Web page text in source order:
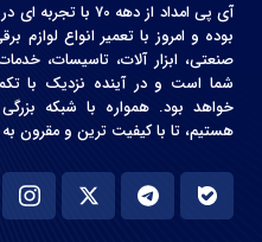
آی پی امداد از دهه
بوده و امروز با تعمیر انواع لوازم
صنعتی، ابزار آلات، تاسیسات،
شما است و در آینده نزدیک با
خواهد بود. همواره با شبکه
هستیم، تا با کیفیت ترین و مقرون